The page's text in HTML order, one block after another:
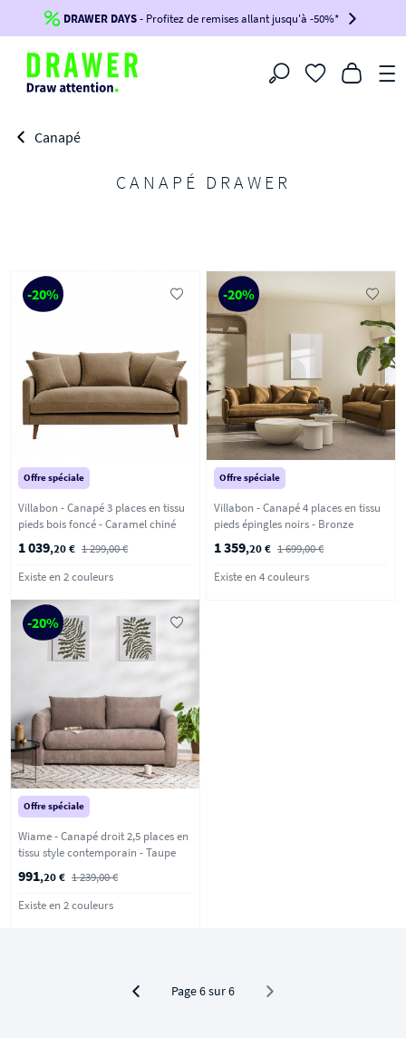
Jusqu'à-100€*sur votre commande !
BIKINI100
-voir conditions en bas de page-
DRAWER DAYS- Profitez de remises allant jusqu'à -50%*
Filtrer
Canapé
CANAPÉ DRAWER
-20%
Offre spéciale
Villabon - Canapé 3 places en tissu
pieds bois foncé - Caramel chiné
1 039,20 € 1 299,00 €
Existe en 2 couleurs
-20%
Offre spéciale
Villabon - Canapé 4 places en tissu
pieds épingles noirs - Bronze
1 359,20 € 1 699,00 €
Existe en 4 couleurs
-20%
Offre spéciale
Wiame - Canapé droit 2,5 places en
tissu style contemporain - Taupe
991,20 € 1 239,00 €
Existe en 2 couleurs
Page 6 sur 6